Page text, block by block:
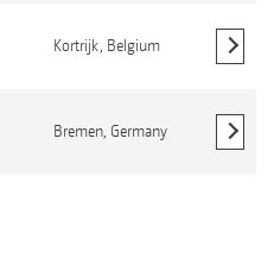
Kortrijk, Belgium
Bremen, Germany